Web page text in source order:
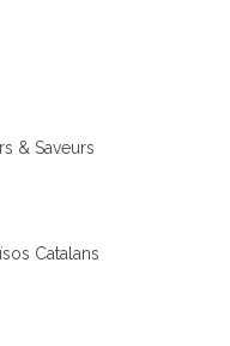
& Saveurs
Catalans